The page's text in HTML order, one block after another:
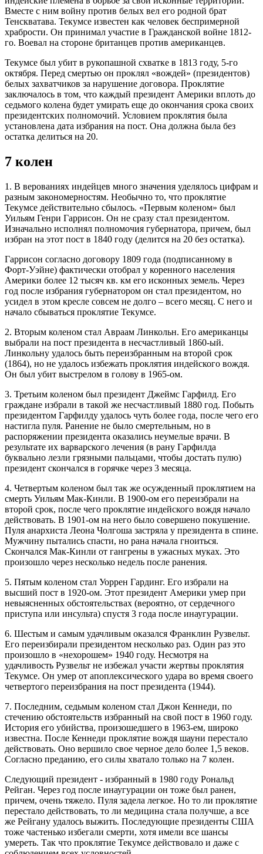
Вместе с ним войну против белых вел его родной брат
Тенскватава. Текумсе известен как человек беспримерной
храбрости. Он принимал участие в Гражданской войне 1812-
го. Воевал на стороне британцев против американцев.
Текумсе был убит в рукопашной схватке в 1813 году, 5-го
октября. Перед смертью он проклял «вождей» (президентов)
белых захватчиков за нарушение договора. Проклятие
заключалось в том, что каждый президент Америки вплоть до
седьмого колена будет умирать еще до окончания срока своих
президентских полномочий. Условием проклятия была
установлена дата избрания на пост. Она должна была без
остатка делиться на 20.
7 колен
1. В верованиях индейцев много значения уделялось цифрам и
разным закономерностям. Необычно то, что проклятие
Текумсе действительно сбылось. «Первым коленом» был
Уильям Генри Гаррисон. Он не сразу стал президентом.
Изначально исполнял полномочия губернатора, причем, был
избран на этот пост в 1840 году (делится на 20 без остатка).
Гаррисон согласно договору 1809 года (подписанному в
Форт-Уэйне) фактически отобрал у коренного населения
Америки более 12 тысяч кв. км его исконных земель. Через
год после избрания губернатором он стал президентом, но
усидел в этом кресле совсем не долго – всего месяц. С него и
начало сбываться проклятие Текумсе.
2. Вторым коленом стал Авраам Линкольн. Его американцы
выбрали на пост президента в несчастливый 1860-ый.
Линкольну удалось быть переизбранным на второй срок
(1864), но не удалось избежать проклятия индейского вождя.
Он был убит выстрелом в голову в 1965-ом.
3. Третьим коленом был президент Джеймс Гарфилд. Его
граждане избрали в такой же несчастливый 1880 год. Побыть
президентом Гарфилду удалось чуть более года, после чего его
настигла пуля. Ранение не было смертельным, но в
распоряжении президента оказались неумелые врачи. В
результате их варварского лечения (в рану Гарфилда
буквально лезли грязными пальцами, чтобы достать пулю)
президент скончался в горячке через 3 месяца.
4. Четвертым коленом был так же осужденный проклятием на
смерть Уильям Мак-Кинли. В 1900-ом его переизбрали на
второй срок, после чего проклятие индейского вождя начало
действовать. В 1901-ом на него было совершено покушение.
Пуля анархиста Леона Чолгоша застряла у президента в спине.
Мужчину пытались спасти, но рана начала гноиться.
Скончался Мак-Кинли от гангрены в ужасных муках. Это
произошло через несколько недель после ранения.
5. Пятым коленом стал Уоррен Гардинг. Его избрали на
высший пост в 1920-ом. Этот президент Америки умер при
невыясненных обстоятельствах (вероятно, от сердечного
приступа или инсульта) спустя 3 года после инаугурации.
6. Шестым и самым удачливым оказался Франклин Рузвельт.
Его переизбирали президентом несколько раз. Один раз это
произошло в «нехорошем» 1940 году. Несмотря на
удачливость Рузвельт не избежал участи жертвы проклятия
Текумсе. Он умер от апоплексического удара во время своего
четвертого переизбрания на пост президента (1944).
7. Последним, седьмым коленом стал Джон Кеннеди, по
стечению обстоятельств избранный на свой пост в 1960 году.
История его убийства, произошедшего в 1963-ем, широко
известна. После Кеннеди проклятие вождя шауни перестало
действовать. Оно вершило свое черное дело более 1,5 веков.
Согласно преданию, его силы хватало только на 7 колен.
Следующий президент - избранный в 1980 году Рональд
Рейган. Через год после инаугурации он тоже был ранен,
причем, очень тяжело. Пуля задела легкое. Но то ли проклятие
перестало действовать, то ли медицина стала получше, а все
же Рейгану удалось выжить. Последующие президенты США
тоже частенько избегали смерти, хотя имели все шансы
умереть. Так что проклятие Текумсе действовало и даже с